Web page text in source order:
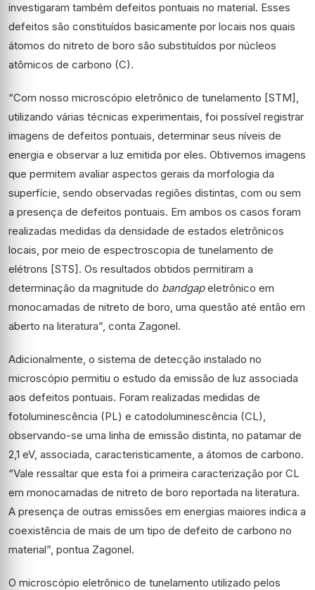
investigaram também defeitos pontuais no material. Esses
defeitos são constituídos basicamente por locais nos quais
átomos do nitreto de boro são substituídos por núcleos
atômicos de carbono (C).
“Com nosso microscópio eletrônico de tunelamento [STM],
utilizando várias técnicas experimentais, foi possível registrar
imagens de defeitos pontuais, determinar seus níveis de
energia e observar a luz emitida por eles. Obtivemos imagens
que permitem avaliar aspectos gerais da morfologia da
superfície, sendo observadas regiões distintas, com ou sem
a presença de defeitos pontuais. Em ambos os casos foram
realizadas medidas da densidade de estados eletrônicos
locais, por meio de espectroscopia de tunelamento de
elétrons [STS]. Os resultados obtidos permitiram a
determinação da magnitude do bandgapeletrônico em
monocamadas de nitreto de boro, uma questão até então em
aberto na literatura”, conta Zagonel.
Adicionalmente, o sistema de detecção instalado no
microscópio permitiu o estudo da emissão de luz associada
aos defeitos pontuais. Foram realizadas medidas de
fotoluminescência (PL) e catodoluminescência (CL),
observando-se uma linha de emissão distinta, no patamar de
2,1 eV, associada, caracteristicamente, a átomos de carbono.
“Vale ressaltar que esta foi a primeira caracterização por CL
em monocamadas de nitreto de boro reportada na literatura.
A presença de outras emissões em energias maiores indica a
coexistência de mais de um tipo de defeito de carbono no
material”, pontua Zagonel.
O microscópio eletrônico de tunelamento utilizado pelos